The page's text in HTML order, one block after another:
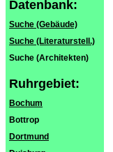
Datenbank:
Suche (Gebäude)
Suche (Literaturstell.)
Suche (Architekten)
Ruhrgebiet:
Bochum
Bottrop
Dortmund